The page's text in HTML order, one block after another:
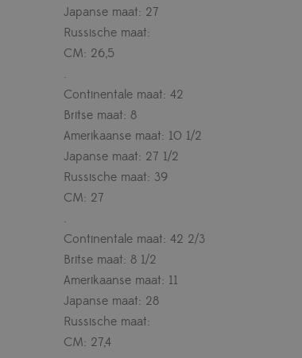
Japanse maat: 27
Russische maat:
CM: 26,5
.
Continentale maat: 42
Britse maat: 8
Amerikaanse maat: 10 1/2
Japanse maat: 27 1/2
Russische maat: 39
CM: 27
.
Continentale maat: 42 2/3
Britse maat: 8 1/2
Amerikaanse maat: 11
Japanse maat: 28
Russische maat:
CM: 27,4